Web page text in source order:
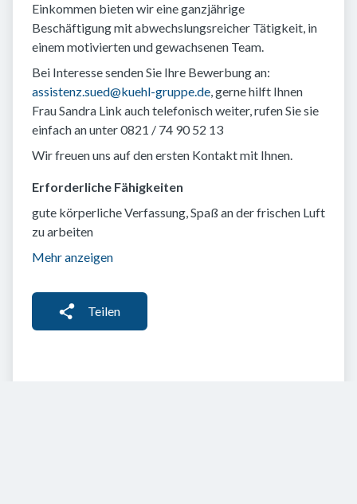
Einkommen bieten wir eine ganzjährige
Beschäftigung mit abwechslungsreicher Tätigkeit, in
einem motivierten und gewachsenen Team.
Bei Interesse senden Sie Ihre Bewerbung an:
assistenz.sued@kuehl-gruppe.de, gerne hilft Ihnen
Frau Sandra Link auch telefonisch weiter, rufen Sie sie
einfach an unter 0821 / 74 90 52 13
Wir freuen uns auf den ersten Kontakt mit Ihnen.
Erforderliche Fähigkeiten
gute körperliche Verfassung, Spaß an der frischen Luft
zu arbeiten
Mehr anzeigen
Teilen